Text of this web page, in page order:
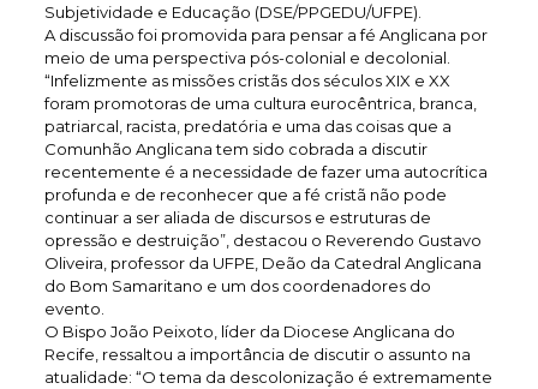
Subjetividade e Educação (DSE/PPGEDU/UFPE).
A discussão foi promovida para pensar a fé Anglicana por
meio de uma perspectiva pós-colonial e decolonial.
“Infelizmente as missões cristãs dos séculos XIX e XX
foram promotoras de uma cultura eurocêntrica, branca,
patriarcal, racista, predatória e uma das coisas que a
Comunhão Anglicana tem sido cobrada a discutir
recentemente é a necessidade de fazer uma autocrítica
profunda e de reconhecer que a fé cristã não pode
continuar a ser aliada de discursos e estruturas de
opressão e destruição”, destacou o Reverendo Gustavo
Oliveira, professor da UFPE, Deão da Catedral Anglicana
do Bom Samaritano e um dos coordenadores do
evento.
O Bispo João Peixoto, líder da Diocese Anglicana do
Recife, ressaltou a importância de discutir o assunto na
atualidade: “O tema da descolonização é extremamente